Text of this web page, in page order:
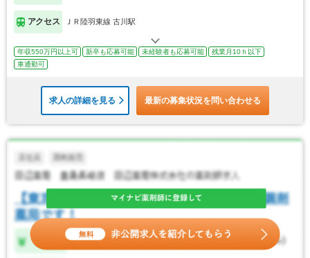
アクセス ＪＲ陸羽東線 古川駅
年収550万円以上可 新卒も応募可能 未経験者も応募可能
残業月10ｈ以下
車通勤可
求人の詳細を見る 最新の募集状況を問い合わせる